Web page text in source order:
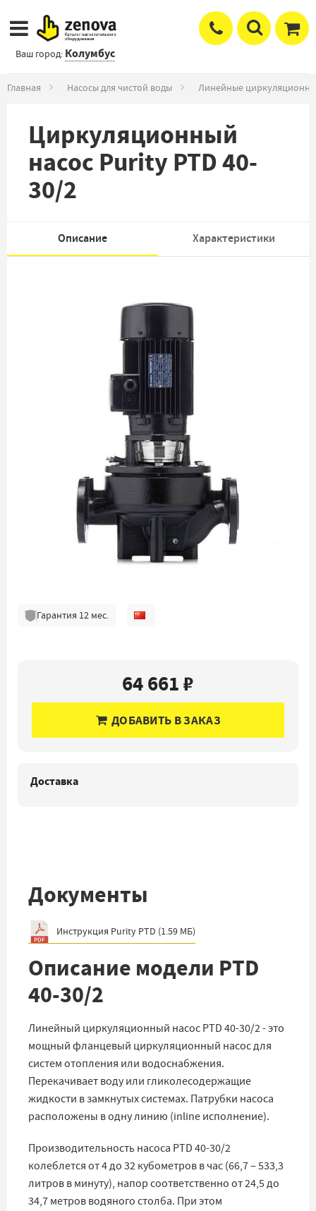
Ваш город: Колумбус
Главная Насосы для чистой воды Линейные
Циркуляционный
насос Purity PTD 40-
30/2
Описание Характеристики
Гарантия 12мес.
64 661 ₽
ДОБАВИТЬ В ЗАКАЗ
Доставка
Документы
Инструкция Purity PTD (1.59 МБ)
Описание модели PTD
40-30/2
Линейный циркуляционный насос PTD 40-30/2 - это
мощный фланцевый циркуляционный насос для
систем отопления или водоснабжения.
Перекачивает воду или гликолесодержащие
жидкости в замкнутых системах. Патрубки насоса
расположены в одну линию (inline исполнение).
Производительность насоса PTD 40-30/2
колеблется от 4 до 32 кубометров в час (66,7 – 533,3
литров в минуту), напор соответственно от 24,5 до
34,7 метров водяного столба. При этом